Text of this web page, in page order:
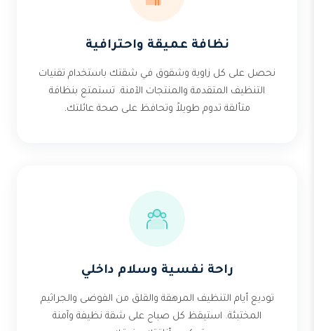
نظافة عميقة واحترافية
نحصل على كل زاوية وشقوق في شقتك باستخدام تقنيات
التنظيف المتقدمة والمنتجات الآمنة. تستمتع بنظافة
متألقة تدوم طويلاً وتحافظ على صحة عائلتك.
راحة نفسية وسلام داخلي
توديع أيام التنظيف المرهقة والقلق من الفوضى والجراثيم
المختبئة. استيقظ كل صباح على شقة نظيفة وآمنة